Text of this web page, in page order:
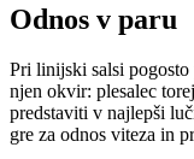
Odnos v paru
Pri linijski salsi pogosto
njen okvir: plesalec
predstaviti v najlepši
gre za odnos viteza in